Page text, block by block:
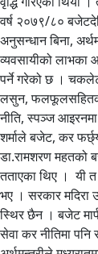
वर्ष २०७९/८०
अनुसन्धान बिना,
व्यवसायीको लाभका
पर्ने गरेको छ ।
लसुन,
नीति, स्पञ्ज
शर्माले बजेट, कर
डा.रामशरण महतको
तताएका थिए । यी त
भए । सरकार मदिरा
स्थिर छैन । बजेट
सेवा कर नीतिमा